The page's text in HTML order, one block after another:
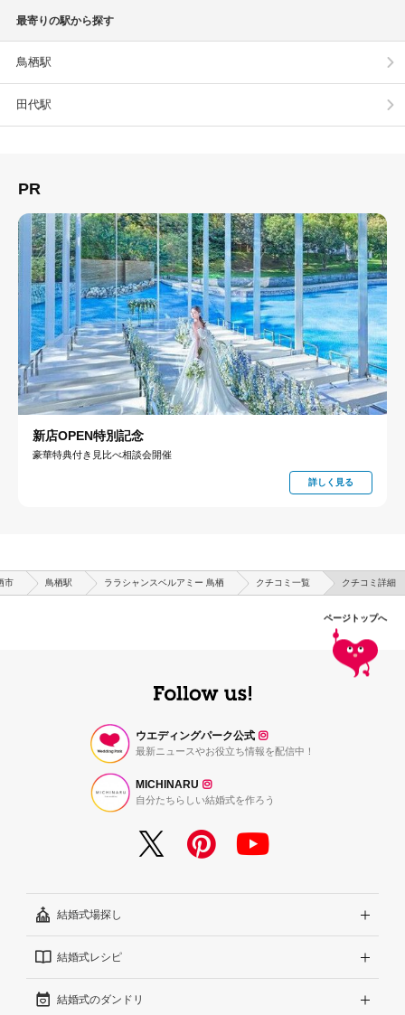
最寄りの駅から探す
鳥栖駅
田代駅
PR
新店OPEN特別記念
豪華特典付き見比べ相談会開催
詳しく見る
市 鳥栖駅 ララシャンスベルアミー 鳥栖 クチコミ一覧 クチコミ詳細
ページトップへ
ウエディングパーク公式
最新ニュースやお役立ち情報を配信中！
MICHINARU
自分たちらしい結婚式を作ろう
結婚式場探し
エリアから探す
こだわりから探す
結婚式レシピ
結婚式準備レポート『ハナレポ』
結婚式のダンドリ